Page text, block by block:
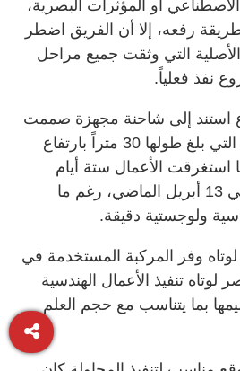
أو المؤثرات البصرية،
رفعه، إلا أن الفريق اضطر
التي وثقت جميع مراحل
نفذ فعلياً.
استند إلى شاحنة مجهزة صممت
خصيصاً لحمل السارية التي بلغ طولها 30 متراً بارتفاع
فيما استغرقت الأعمال ستة أيام
فقط، منذ بدء التنفيذ في 13 أبريل الماضي، رغم ما
ولوجستية دقيقة.
وفر المركبة المستخدمة في
لوتاه تنفيذ الأعمال الهندسية
بما يتناسب مع حجم العلم